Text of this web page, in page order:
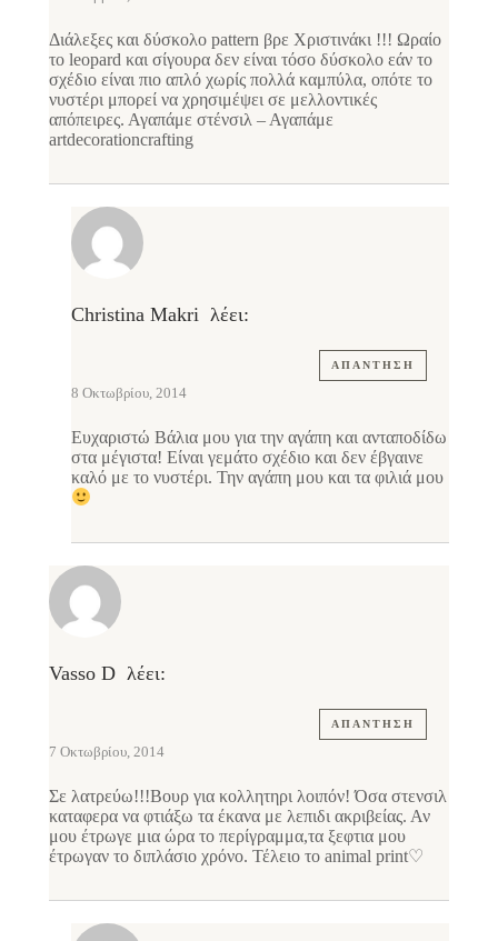
Διάλεξες και δύσκολο pattern βρε Χριστινάκι !!! Ωραίο
το leopard και σίγουρα δεν είναι τόσο δύσκολο εάν το
σχέδιο είναι πιο απλό χωρίς πολλά καμπύλα, οπότε το
νυστέρι μπορεί να χρησιμέψει σε μελλοντικές
απόπειρες. Αγαπάμε στένσιλ – Αγαπάμε
artdecorationcrafting
Christina Makri λέει:
ΑΠΆΝΤΗΣΗ
8 Οκτωβρίου, 2014
Ευχαριστώ Βάλια μου για την αγάπη και ανταποδίδω
στα μέγιστα! Είναι γεμάτο σχέδιο και δεν έβγαινε
καλό με το νυστέρι. Την αγάπη μου και τα φιλιά μου
Vasso D λέει:
ΑΠΆΝΤΗΣΗ
7 Οκτωβρίου, 2014
Σε λατρεύω!!!Βουρ για κολλητηρι λοιπόν! Όσα στενσιλ
καταφερα να φτιάξω τα έκανα με λεπιδι ακριβείας. Αν
μου έτρωγε μια ώρα το περίγραμμα,τα ξεφτια μου
έτρωγαν το διπλάσιο χρόνο. Τέλειο το animal print♡